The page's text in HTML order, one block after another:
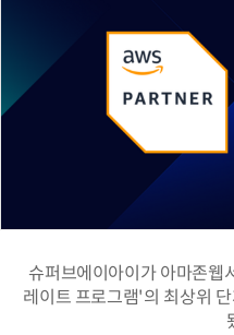
슈퍼브에이아이가 아마존웹
레이트 프로그램'의 최상위